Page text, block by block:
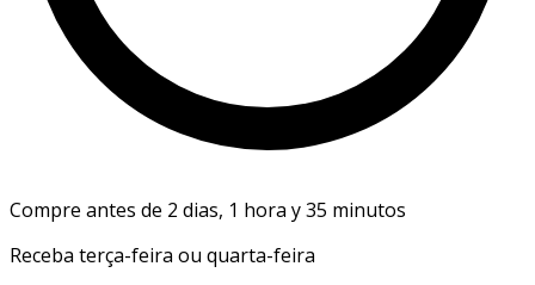
Compre antes de 2 dias, 1 hora y 35 minutos
Receba terça-feira ou quarta-feira